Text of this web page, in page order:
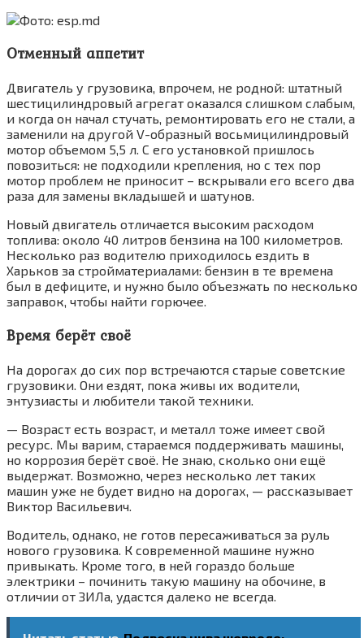
Фото: esp.md
Отменный аппетит
Двигатель у грузовика, впрочем, не родной: штатный
шестицилиндровый агрегат оказался слишком слабым,
и когда он начал стучать, ремонтировать его не стали, а
заменили на другой V-образный восьмицилиндровый
мотор объемом 5,5 л. С его установкой пришлось
повозиться: не подходили крепления, но с тех пор
мотор проблем не приносит – вскрывали его всего два
раза для замены вкладышей и шатунов.
Новый двигатель отличается высоким расходом
топлива: около 40 литров бензина на 100 километров.
Несколько раз водителю приходилось ездить в
Харьков за стройматериалами: бензин в те времена
был в дефиците, и нужно было объезжать по несколько
заправок, чтобы найти горючее.
Время берёт своё
На дорогах до сих пор встречаются старые советские
грузовики. Они ездят, пока живы их водители,
энтузиасты и любители такой техники.
— Возраст есть возраст, и металл тоже имеет свой
ресурс. Мы варим, стараемся поддерживать машины,
но коррозия берёт своё. Не знаю, сколько они ещё
выдержат. Возможно, через несколько лет таких
машин уже не будет видно на дорогах, — рассказывает
Виктор Васильевич.
Водитель, однако, не готов пересаживаться за руль
нового грузовика. К современной машине нужно
привыкать. Кроме того, в ней гораздо больше
электрики – починить такую машину на обочине, в
отличии от ЗИЛа, удастся далеко не всегда.